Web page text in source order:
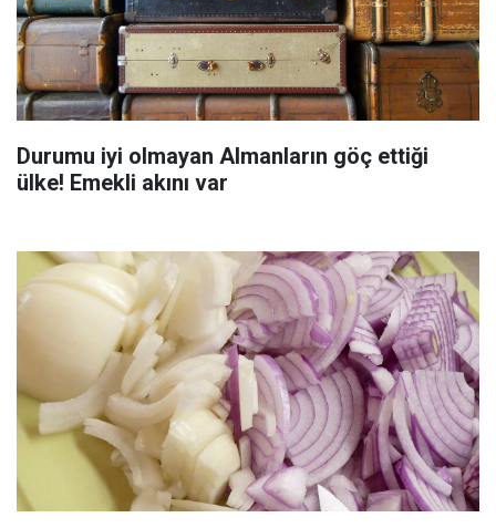
Durumu iyi olmayan Almanların göç ettiği
ülke! Emekli akını var